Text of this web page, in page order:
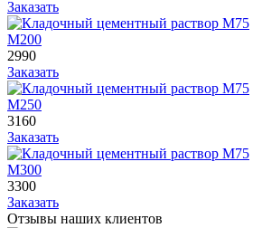
Заказать
М200
2990
Заказать
М250
3160
Заказать
М300
3300
Заказать
Отзывы наших клиентов